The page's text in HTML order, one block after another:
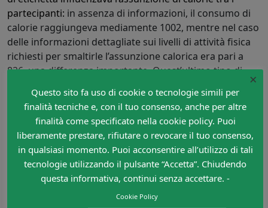
partecipanti: in assenza di informazioni, il consumo di
calorie raggiungeva mediamente 1002, mentre nel caso
delle informazioni dettagliate sui livelli di attività fisica
richiesti per smaltirle l’assunzione calorica era pari a
826, una differenza importante. Quest’ultimo tipo di
etichetta risultava infatti più efficace nel guidare scelte
alimentari ipocaloriche.
I ricercatori hanno infine potuto riscontrare una
preferenza da parte dei partecipanti per questo tipo di
etichetta alimentare rispetto a quelle contenenti solo
informazioni nutrizionali. Sarà questo vero anche nella
realtà quotidiana oltre che nella situazione
sperimentale? Decisamente varrebbe la pena provare.
×
Questo sito fa uso di cookie o tecnologie simili per
finalità tecniche e, con il tuo consenso, anche per altre
finalità come specificato nella cookie policy. Puoi
liberamente prestare, rifiutare o revocare il tuo consenso,
in qualsiasi momento. Puoi acconsentire all’utilizzo di tali
tecnologie utilizzando il pulsante “Accetta”. Chiudendo
questa informativa, continui senza accettare. -
Cookie Policy